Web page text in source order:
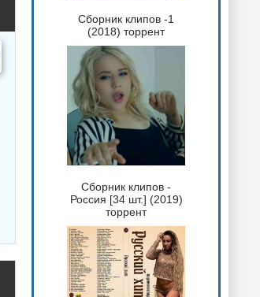
Сборник клипов -1
(2018) торрент
Сборник клипов -
Россия [34 шт.] (2019)
торрент